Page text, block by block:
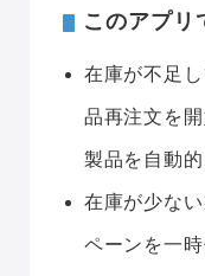
このアプリ
在庫が不足
品再注文を
製品を自動
在庫が少な
ペーンを一